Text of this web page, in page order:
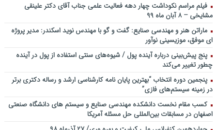
فیلم مراسم نکوداشت چهار دهه فعالیت علمی جناب آقای دکتر علینقی
مشایخی – ۸ آبان ماه ۹۹
ماراتن هنر و مهندسی صنایع: گفت و گو با مهندس نوید اسکندر: مدیر پروژه
ای موفق، موزیسینی نوآور
پنج پیش‌بینی درباره آینده پول / شیوه‌های سنتی استفاده از پول در آینده
چطور تغییر می‌کند
پنجمین دورۀ انتخاب “بهترین پایان ­نامه کارشناسی­ ارشد و رساله دکتری برتر
در زمینه سیستم‌های فازی”
کسب مقام نخست دانشکده مهندسی صنایع و سیستم های دانشگاه صنعتی
اصفهان در مسابقات بین‌المللی حل مسئله آمریکا